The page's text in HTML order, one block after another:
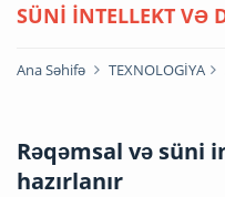
SÜNİ İNTELLEKT VƏ
Ana Səhifə TEXNOLOGİYA
Rəqəmsal və süni
hazırlanır